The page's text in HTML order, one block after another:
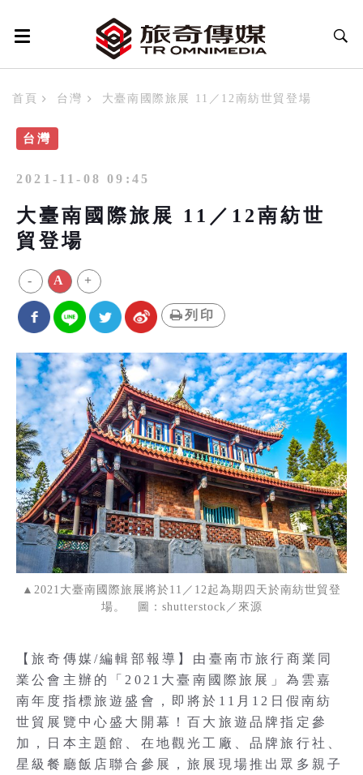
首頁 台灣 大臺南國際旅展 11／12南紡世貿登場
台灣
2021-11-08 09:45
大臺南國際旅展 11／12南紡世
貿登場
- A +
列印
▲2021大臺南國際旅展將於11／12起為期四天於南紡世貿登
場。 圖：shutterstock／來源
【旅奇傳媒/編輯部報導】由臺南市旅行商業同
業公會主辦的「2021大臺南國際旅展」為雲嘉
南年度指標旅遊盛會，即將於11月12日假南紡
世貿展覽中心盛大開幕！百大旅遊品牌指定參
加，日本主題館、在地觀光工廠、品牌旅行社、
星級餐廳飯店聯合參展，旅展現場推出眾多親子